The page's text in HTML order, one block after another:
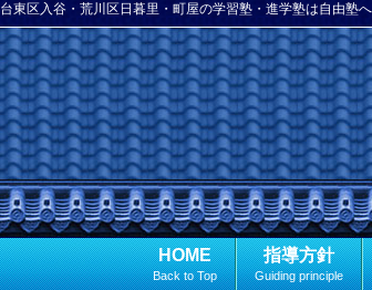
台東区入谷・荒川区日暮里・町屋の学習塾・進学塾は自由塾へ
HOME
Back to Top
指導方針
Guiding principle